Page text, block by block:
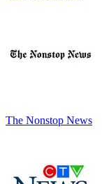
The Nonstop News